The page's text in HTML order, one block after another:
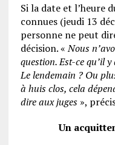
Si la date et l’heure
connues (jeudi 13
personne ne peut
décision. «Nous
question. Est-ce qu’il
Le lendemain ? Ou
à huis clos, cela
dire aux juges»,
Un